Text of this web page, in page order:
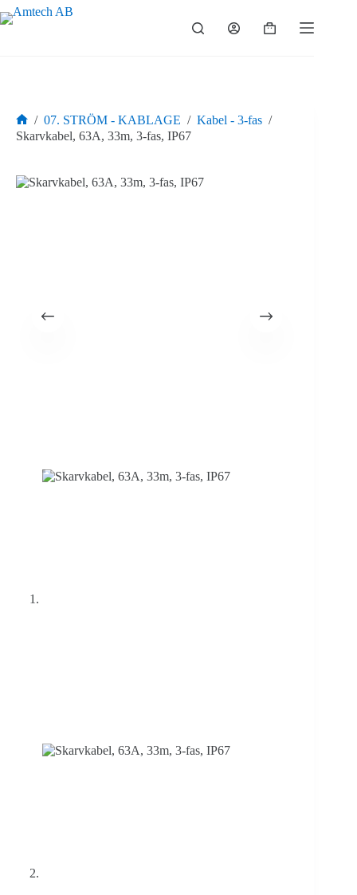
Hoppa
till
Varukorg
Hem
/ 07. STRÖM - KABLAGE / Kabel - 3-fas /
Skarvkabel, 63A, 33m, 3-fas, IP67